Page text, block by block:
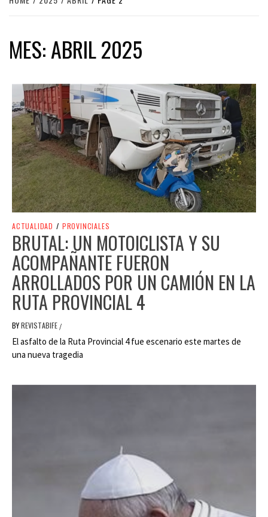
MES:ABRIL 2025
ACTUALIDAD / PROVINCIALES
BRUTAL: UN MOTOICLISTA Y SU
ACOMPAÑANTE FUERON
ARROLLADOS POR UN CAMIÓN EN LA
RUTA PROVINCIAL 4
BYREVISTABIFE /
El asfalto de la Ruta Provincial 4 fue escenario este martes de
una nueva tragedia